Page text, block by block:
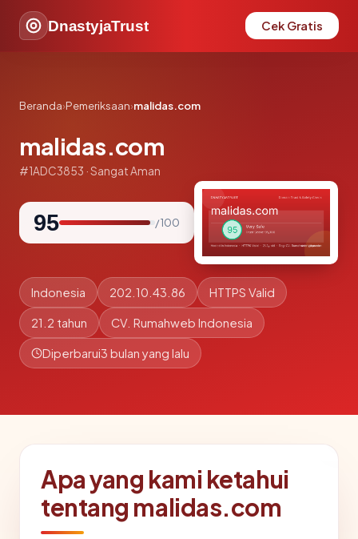
DnastyjaTrust Cek Gratis
Beranda›Pemeriksaan›malidas.com
malidas.com
#1ADC3853 · Sangat Aman
95 / 100
Indonesia 202.10.43.86 HTTPS Valid
21.2 tahun CV. Rumahweb Indonesia
Diperbarui3 bulan yang lalu
Apa yang kami ketahui
tentang malidas.com